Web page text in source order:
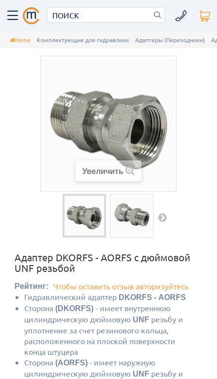
Home Комплектующие для гидравлики Адаптеры (Переходники)
Увеличить
Адаптер DKORFS - AORFS c дюймовой
UNF резьбой
Рейтинг:
Чтобы оставить отзыв авторизуйтесь
Гидравлический адаптер DKORFS - AORFS
Сторона (DKORFS) - имеет внутреннюю
цилиндрическую дюймовую UNF резьбу и
уплотнение за счет резинового кольца,
расположенного на плоской поверхности
конца штуцера
Сторона (AORFS) - имеет наружную
цилиндрическую дюймовую UNF резьбу и